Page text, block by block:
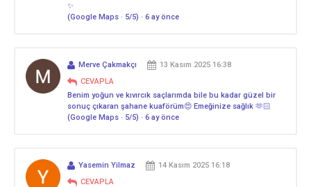
✨
(Google Maps · 5/5) · 6 ay önce
Merve Çakmakçı
13 Kasım 2025 16:38
CEVAPLA
Benim yoğun ve kıvırcık saçlarımda bile bu kadar güzel bir
sonuç çıkaran şahane kuaförüm😍 Emeğinize sağlık 🫶🏻
(Google Maps · 5/5) · 6 ay önce
Yasemin Yilmaz
14 Kasım 2025 16:18
CEVAPLA